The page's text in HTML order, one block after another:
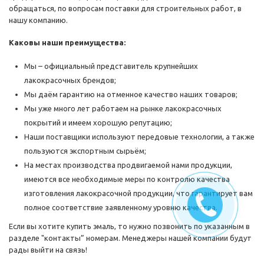
обращаться, по вопросам поставки для строительных работ, в
нашу компанию.
Каковы наши преимущества:
Мы – официальный представитель крупнейших
лакокрасочных брендов;
Мы даём гарантию на отменное качество наших товаров;
Мы уже много лет работаем на рынке лакокрасочных
покрытий и имеем хорошую репутацию;
Наши поставщики используют передовые технологии, а также
пользуются экспортным сырьём;
На местах производства продвигаемой нами продукции,
имеются все необходимые меры по контролю качества
изготовления лакокрасочной продукции, что гарантирует вам
полное соответствие заявленному уровню качества.
Если вы хотите купить эмаль, то нужно позвонить по указанным в
разделе "контакты” номерам. Менеджеры нашей компании будут
рады выйти на связь!